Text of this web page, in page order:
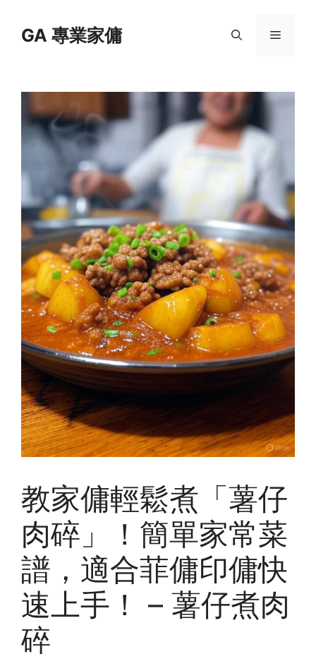
contentGA 專業家傭 Menu
教家傭輕鬆煮「薯仔
肉碎」！簡單家常菜
譜，適合菲傭印傭快
速上手！ – 薯仔煮肉
碎